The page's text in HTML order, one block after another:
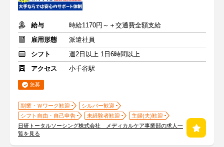
給与
時給1170円～＋交通費全額支給
雇用形態
派遣社員
シフト
週2日以上 1日6時間以上
アクセス
小千谷駅
急募
副業・Ｗワーク歓迎
シルバー歓迎
シフト自由・自己申告
未経験者歓迎
主婦(夫)歓迎
日研トータルソーシング株式会社 メディカルケア事業部の求人一
覧を見る